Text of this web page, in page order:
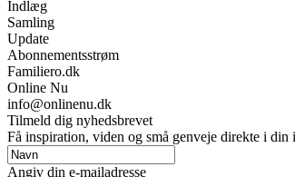
Indlæg
Samling
Update
Abonnementsstrøm
Familiero.dk
Online Nu
info@onlinenu.dk
Tilmeld dig nyhedsbrevet
Få inspiration, viden og små genveje direkte i din
Angiv din e-mailadresse